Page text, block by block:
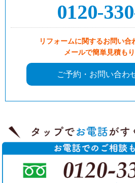
0120-
リフォームに関するお問い合
メールで簡単見積も
ご予約・お問い合わ